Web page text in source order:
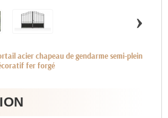
›
acier chapeau de gendarme semi-plein
fer forgé